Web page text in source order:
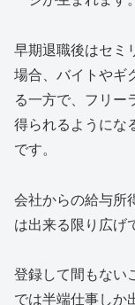
早期退職後はセミ
場合、バイトやギ
る一方で、フリー
得られるようにな
です。
会社からの給与所
は出来る限り広げ
登録して間もない
では半端仕事しか